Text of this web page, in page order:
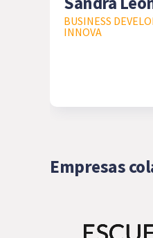
BUSINESS
INNOVA
Empresas